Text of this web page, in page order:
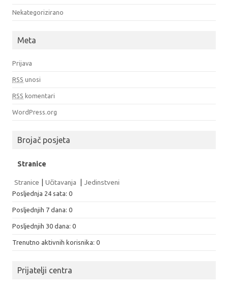
Nekategorizirano
Meta
Prijava
RSS unosi
RSS komentari
WordPress.org
Brojač posjeta
Stranice
Stranice | Učitavanja | Jedinstveni
Posljednja 24 sata: 0
Posljednjih 7 dana: 0
Posljednjih 30 dana: 0
Trenutno aktivnih korisnika: 0
Prijatelji centra